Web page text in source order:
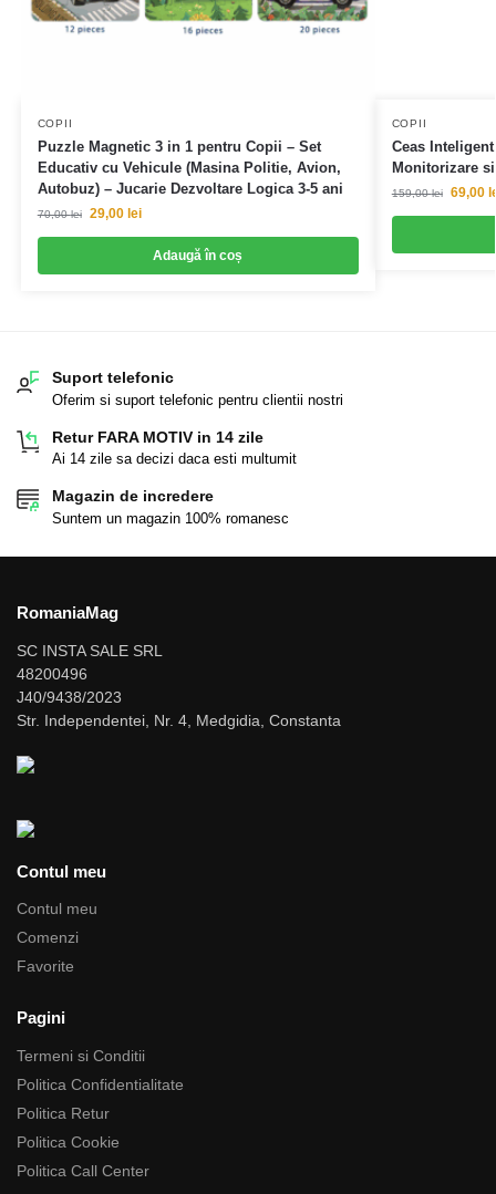
COPII
Puzzle Magnetic 3 in 1 pentru Copii – Set
Educativ cu Vehicule (Masina Politie, Avion,
Autobuz) – Jucarie Dezvoltare Logica 3-5 ani
70,00lei 29,00 lei
Adaugă în coș
COPII
Ceas
Monitorizare
159,00lei 69,00
Suport telefonic
Oferim si suport telefonic pentru clientii nostri
Retur FARA MOTIV in 14 zile
Ai 14 zile sa decizi daca esti multumit
Magazin de incredere
Suntem un magazin 100% romanesc
RomaniaMag
SC INSTA SALE SRL
48200496
J40/9438/2023
Str. Independentei, Nr. 4, Medgidia, Constanta
Contul meu
Contul meu
Comenzi
Favorite
Pagini
Termeni si Conditii
Politica Confidentialitate
Politica Retur
Politica Cookie
Politica Call Center